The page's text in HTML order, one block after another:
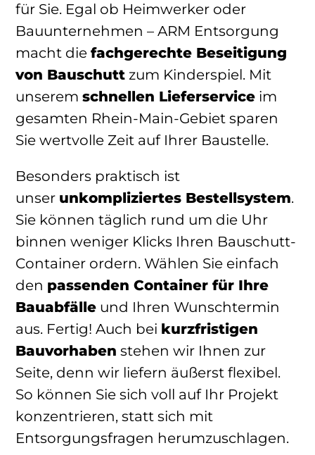
für Sie. Egal ob Heimwerker oder
Bauunternehmen – ARM Entsorgung
macht die fachgerechte Beseitigung
von Bauschutt zum Kinderspiel. Mit
unserem schnellen Lieferservice im
gesamten Rhein-Main-Gebiet sparen
Sie wertvolle Zeit auf Ihrer Baustelle.
Besonders praktisch ist
unser unkompliziertes Bestellsystem.
Sie können täglich rund um die Uhr
binnen weniger Klicks Ihren Bauschutt-
Container ordern. Wählen Sie einfach
den passenden Container für Ihre
Bauabfälle und Ihren Wunschtermin
aus. Fertig! Auch bei kurzfristigen
Bauvorhaben stehen wir Ihnen zur
Seite, denn wir liefern äußerst flexibel.
So können Sie sich voll auf Ihr Projekt
konzentrieren, statt sich mit
Entsorgungsfragen herumzuschlagen.